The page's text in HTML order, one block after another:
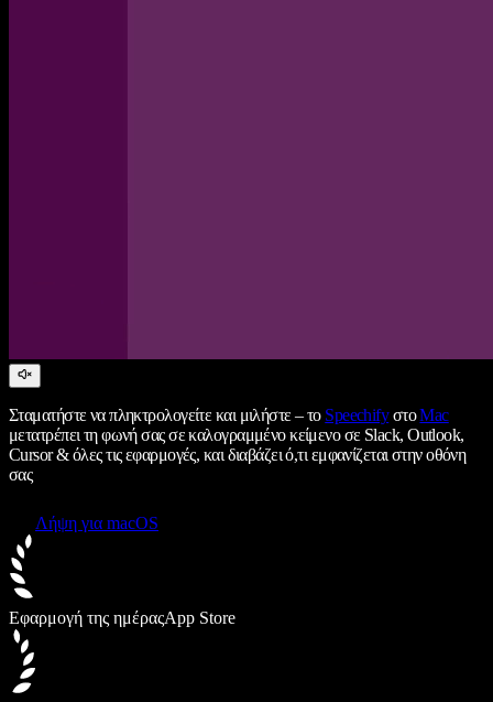
Σταματήστε να πληκτρολογείτε και μιλήστε – το SpeechifyστοMac
μετατρέπει τη φωνή σας σε καλογραμμένο κείμενο σε Slack, Outlook,
Cursor & όλες τις εφαρμογές, και διαβάζει ό,τι εμφανίζεται στην οθόνη
σας
Λήψη για macOS
Εφαρμογή της ημέραςApp Store